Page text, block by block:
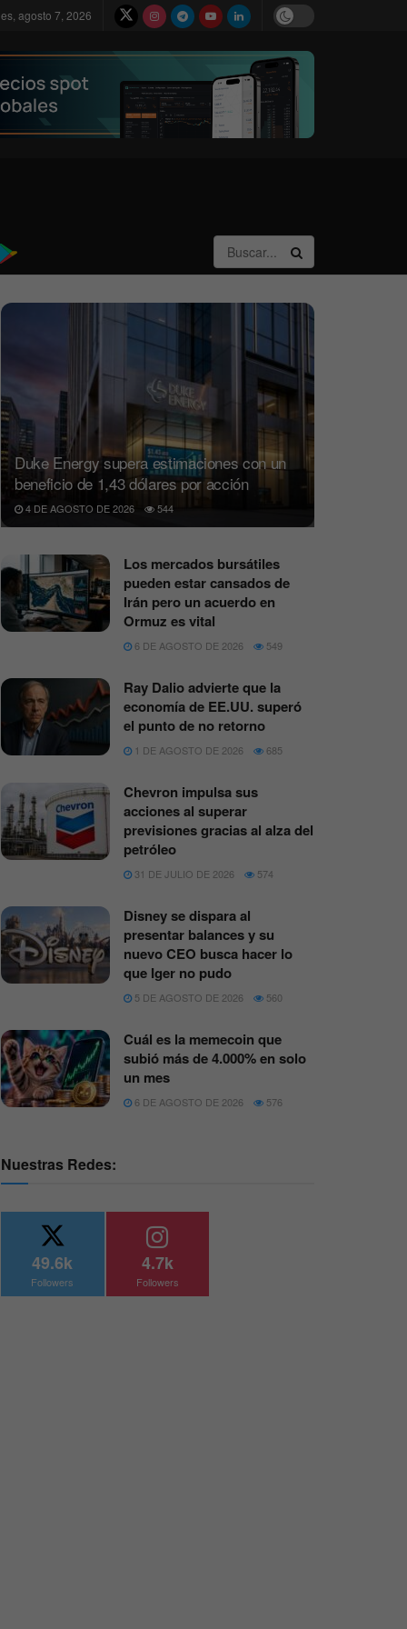
agosto 7, 2026
Duke Energy supera estimaciones con un
beneficio de 1,43 dólares por acción
4 DE AGOSTO DE 2026 544
Los mercados bursátiles
pueden estar cansados de
Irán pero un acuerdo en
Ormuz es vital
6 DE AGOSTO DE 2026 549
Ray Dalio advierte que la
economía de EE.UU. superó
el punto de no retorno
1 DE AGOSTO DE 2026 685
Chevron impulsa sus
acciones al superar
previsiones gracias al alza del
petróleo
31 DE JULIO DE 2026 574
Disney se dispara al
presentar balances y su
nuevo CEO busca hacer lo
que Iger no pudo
5 DE AGOSTO DE 2026 560
Cuál es la memecoin que
subió más de 4.000% en solo
un mes
6 DE AGOSTO DE 2026 576
Nuestras Redes:
49.6k
Followers
4.7k
Followers